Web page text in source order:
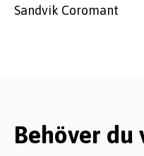
Sandvik Coromant
Behöver du